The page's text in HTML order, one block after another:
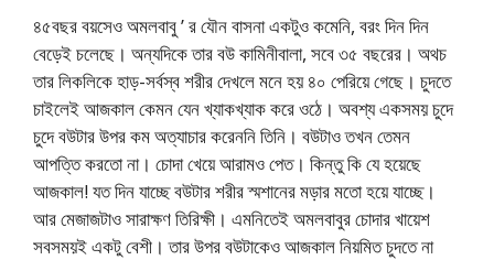
৪৫বছর বয়সেও অমলবাবু ’ র যৌন বাসনা একটুও কমেনি, বরং দিন দিন
বেড়েই চলেছে। অন্যদিকে তার বউ কামিনীবালা, সবে ৩৫ বছরের। অথচ
তার লিকলিকে হাড়-সর্বস্ব শরীর দেখলে মনে হয় ৪০ পেরিয়ে গেছে। চুদতে
চাইলেই আজকাল কেমন যেন খ্যাকখ্যাক করে ওঠে। অবশ্য একসময় চুদে
চুদে বউটার উপর কম অত্যাচার করেননি তিনি। বউটাও তখন তেমন
আপত্তি করতো না। চোদা খেয়ে আরামও পেত। কিন্তু কি যে হয়েছে
আজকাল! যত দিন যাচ্ছে বউটার শরীর স্মশানের মড়ার মতো হয়ে যাচ্ছে।
আর মেজাজটাও সারাক্ষণ তিরিক্ষী। এমনিতেই অমলবাবুর চোদার খায়েশ
সবসময়ই একটু বেশী। তার উপর বউটাকেও আজকাল নিয়মিত চুদতে না